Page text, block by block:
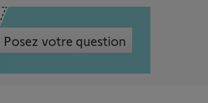
Posez votre question